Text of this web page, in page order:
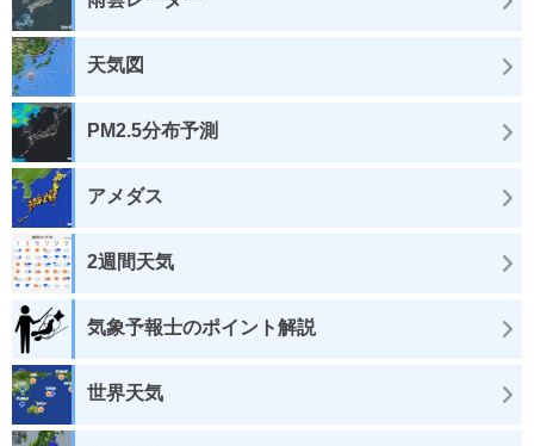
天気図
PM2.5分布予測
アメダス
2週間天気
気象予報士のポイント解説
世界天気